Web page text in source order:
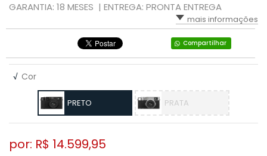
GARANTIA: 18 MESES | ENTREGA: PRONTA ENTREGA
mais informações
Compartilhar
√ Cor
PRETO PRATA
por: R$ 14.599,95